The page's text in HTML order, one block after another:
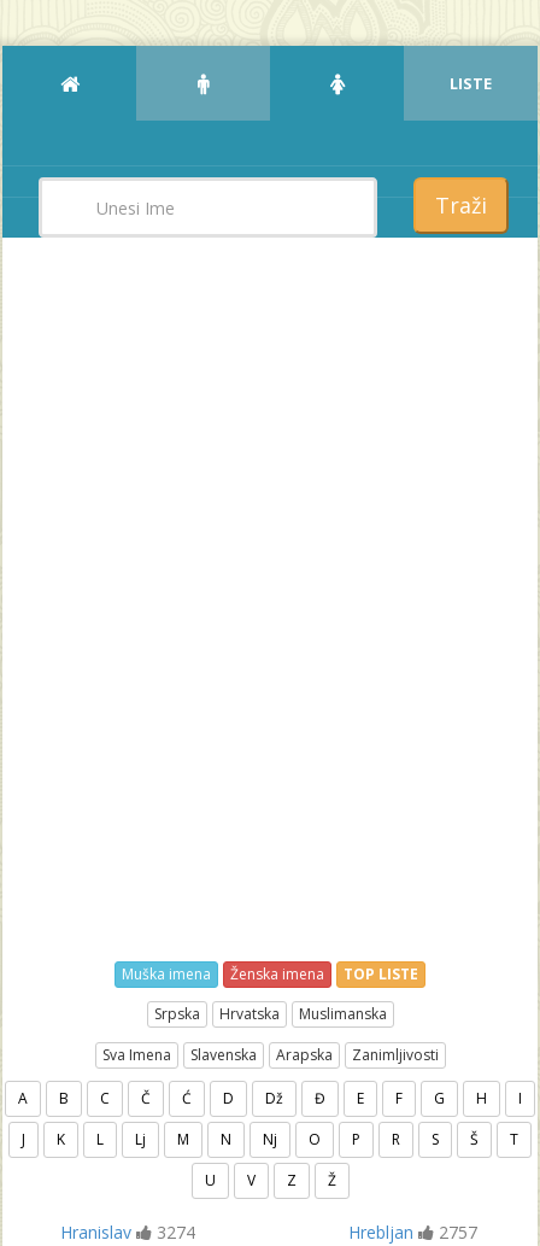
LISTE
Traži
Muška imena Ženska imena
TOP LISTE
Srpska
Hrvatska
Muslimanska
Sva Imena
Slavenska Arapska Zanimljivosti
A B C Č Ć D Dž Đ E F G H
I
J
K L Lj M N Nj O P R S Š
T
U
V Z Ž
Hranislav 3274 Hrebljan
2757